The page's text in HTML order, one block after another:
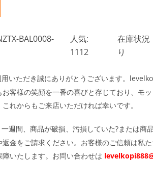
BAL0008-
人気:
1112
在庫状況
り
いただき誠にありがとうございます。
客様の笑顔を一番の喜びと存じており、モ
れからもご来店いただければ幸いです。
週間、商品が破損、汚損していた?または商
金をご請求ください。お客様のご信頼は私
いたします。お問い合わせは